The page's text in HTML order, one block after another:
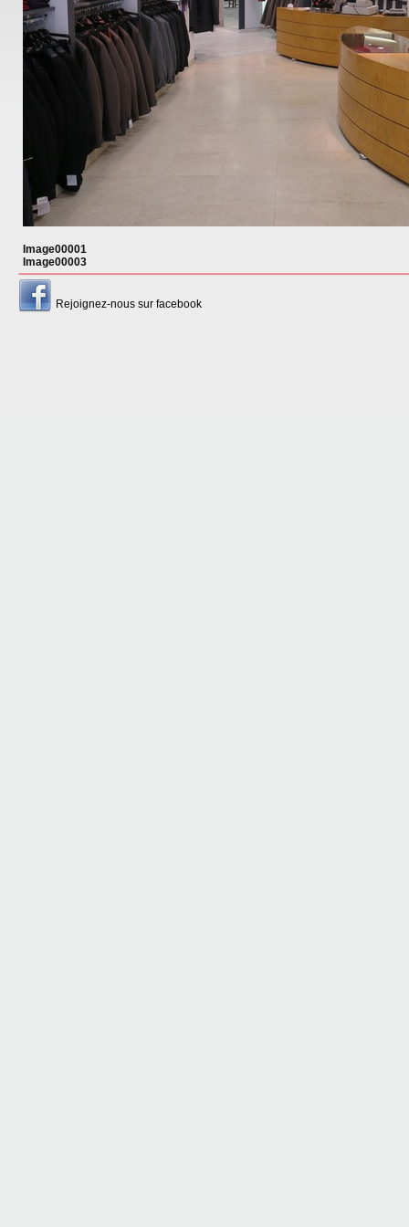
Image00001
Image00003
Rejoignez-nous sur facebook